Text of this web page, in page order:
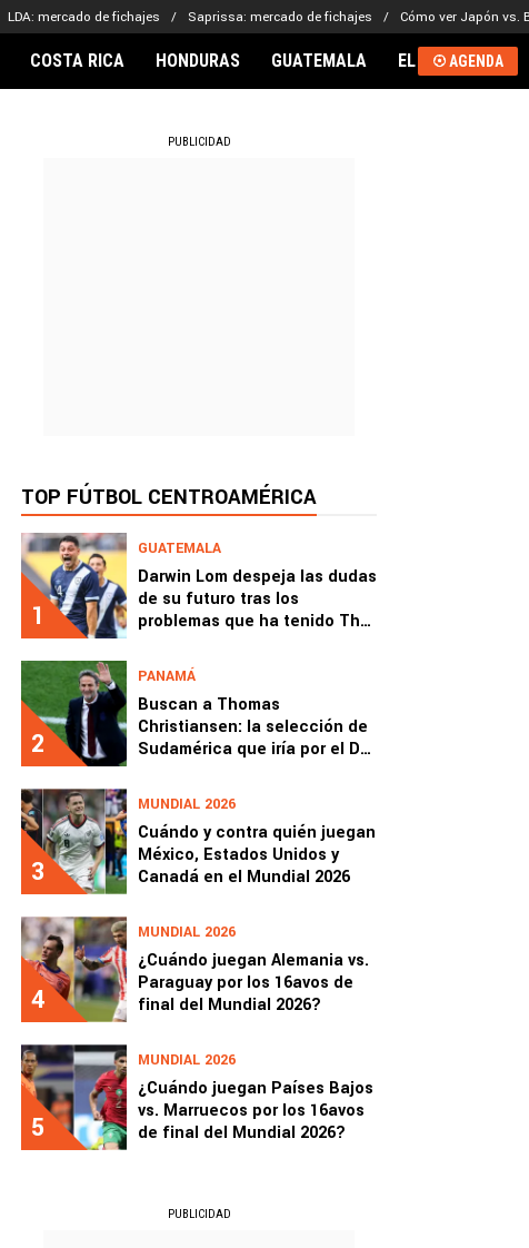
LDA: mercado de fichajes Saprissa: mercado de fichajes Cómo ver Japón vs.
COSTA RICA HONDURAS GUATEMALA EL SALVADOR
AGENDA
PUBLICIDAD
TOP FÚTBOL CENTROAMÉRICA
1
GUATEMALA
Darwin Lom despeja las dudas
de su futuro tras los
problemas que ha tenido The
2
PANAMÁ
Buscan a Thomas
Christiansen: la selección de
Sudamérica que iría por el DT
3
MUNDIAL 2026
Cuándo y contra quién juegan
México, Estados Unidos y
Canadá en el Mundial 2026
4
MUNDIAL 2026
¿Cuándo juegan Alemania vs.
Paraguay por los 16avos de
final del Mundial 2026?
5
MUNDIAL 2026
¿Cuándo juegan Países Bajos
vs. Marruecos por los 16avos
de final del Mundial 2026?
PUBLICIDAD